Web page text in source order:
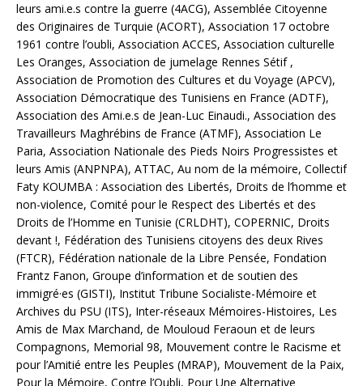
leurs ami.e.s contre la guerre (4ACG), Assemblée Citoyenne
des Originaires de Turquie (ACORT), Association 17 octobre
1961 contre l’oubli, Association ACCES, Association culturelle
Les Oranges, Association de jumelage Rennes Sétif ,
Association de Promotion des Cultures et du Voyage (APCV),
Association Démocratique des Tunisiens en France (ADTF),
Association des Ami.e.s de Jean-Luc Einaudi., Association des
Travailleurs Maghrébins de France (ATMF), Association Le
Paria, Association Nationale des Pieds Noirs Progressistes et
leurs Amis (ANPNPA), ATTAC, Au nom de la mémoire, Collectif
Faty KOUMBA : Association des Libertés, Droits de l’homme et
non-violence, Comité pour le Respect des Libertés et des
Droits de l’Homme en Tunisie (CRLDHT), COPERNIC, Droits
devant !, Fédération des Tunisiens citoyens des deux Rives
(FTCR), Fédération nationale de la Libre Pensée, Fondation
Frantz Fanon, Groupe d’information et de soutien des
immigré·es (GISTI), Institut Tribune Socialiste-Mémoire et
Archives du PSU (ITS), Inter-réseaux Mémoires-Histoires, Les
Amis de Max Marchand, de Mouloud Feraoun et de leurs
Compagnons, Memorial 98, Mouvement contre le Racisme et
pour l’Amitié entre les Peuples (MRAP), Mouvement de la Paix,
Pour la Mémoire, Contre l’Oubli, Pour Une Alternative